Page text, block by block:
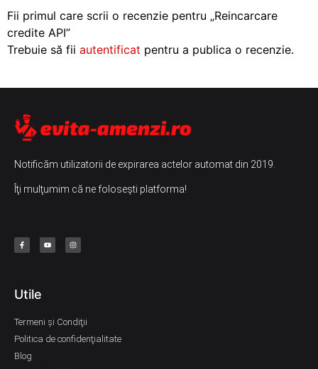
Fii primul care scrii o recenzie pentru „Reincarcare
credite API”
Trebuie să fii autentificat pentru a publica o recenzie.
Notificăm utilizatorii de expirarea actelor automat din 2019.
Îţi mulţumim că ne foloseşti platforma!
Utile
Termeni şi Condiţii
Politica de confidenţialitate
Blog